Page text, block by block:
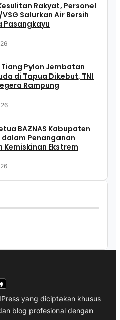
Rakyat, Personel
Salurkan Air Bersih
Pasangkayu
Pylon Jembatan
di Tapua Dikebut, TNI
Rampung
BAZNAS Kabupaten
Penanganan
Kemiskinan Ekstrem
yang diciptakan khusus
blog profesional dengan